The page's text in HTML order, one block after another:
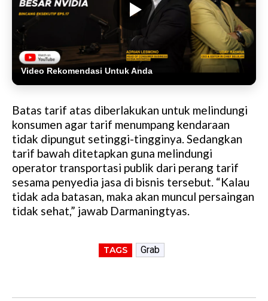
Video Rekomendasi Untuk Anda
Batas tarif atas diberlakukan untuk melindungi
konsumen agar tarif menumpang kendaraan
tidak dipungut setinggi-tingginya. Sedangkan
tarif bawah ditetapkan guna melindungi
operator transportasi publik dari perang tarif
sesama penyedia jasa di bisnis tersebut. “Kalau
tidak ada batasan, maka akan muncul persaingan
tidak sehat,” jawab Darmaningtyas.
TAGS Grab